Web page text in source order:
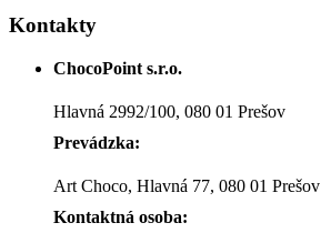
Kontakty
ChocoPoint s.r.o.
Hlavná 2992/100, 080 01 Prešov
Prevádzka:
Art Choco, Hlavná 77, 080 01 Prešov
Kontaktná osoba: